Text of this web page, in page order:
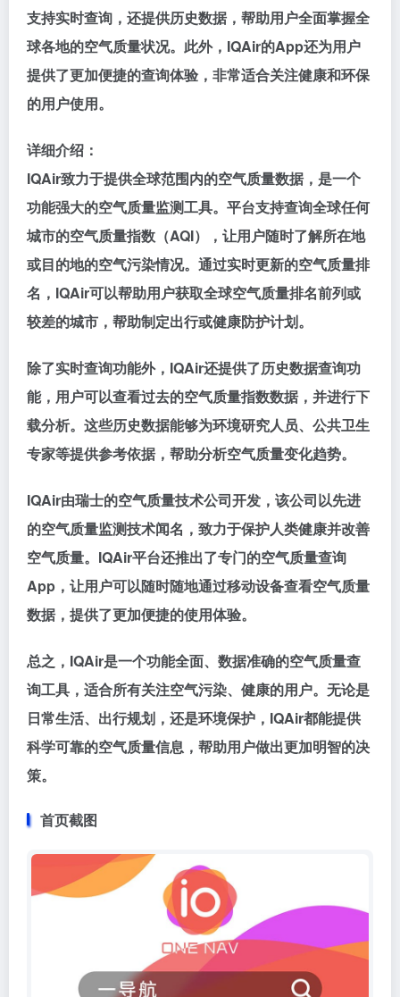
支持实时查询，还提供历史数据，帮助用户全面掌握全
球各地的空气质量状况。此外，IQAir的App还为用户
提供了更加便捷的查询体验，非常适合关注健康和环保
的用户使用。
详细介绍：
IQAir致力于提供全球范围内的空气质量数据，是一个
功能强大的空气质量监测工具。平台支持查询全球任何
城市的空气质量指数（AQI），让用户随时了解所在地
或目的地的空气污染情况。通过实时更新的空气质量排
名，IQAir可以帮助用户获取全球空气质量排名前列或
较差的城市，帮助制定出行或健康防护计划。
除了实时查询功能外，IQAir还提供了历史数据查询功
能，用户可以查看过去的空气质量指数数据，并进行下
载分析。这些历史数据能够为环境研究人员、公共卫生
专家等提供参考依据，帮助分析空气质量变化趋势。
IQAir由瑞士的空气质量技术公司开发，该公司以先进
的空气质量监测技术闻名，致力于保护人类健康并改善
空气质量。IQAir平台还推出了专门的空气质量查询
App，让用户可以随时随地通过移动设备查看空气质量
数据，提供了更加便捷的使用体验。
总之，IQAir是一个功能全面、数据准确的空气质量查
询工具，适合所有关注空气污染、健康的用户。无论是
日常生活、出行规划，还是环境保护，IQAir都能提供
科学可靠的空气质量信息，帮助用户做出更加明智的决
策。
首页截图